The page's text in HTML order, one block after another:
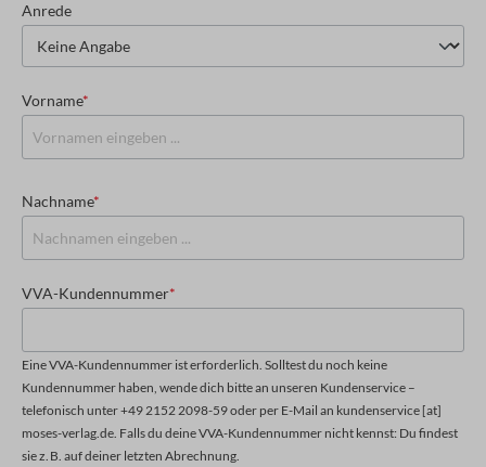
Anrede
Vorname*
Nachname*
VVA-Kundennummer*
Eine VVA-Kundennummer ist erforderlich. Solltest du noch keine
Kundennummer haben, wende dich bitte an unseren Kundenservice –
telefonisch unter +49 2152 2098-59 oder per E-Mail an kundenservice [at]
moses-verlag.de. Falls du deine VVA-Kundennummer nicht kennst: Du findest
sie z. B. auf deiner letzten Abrechnung.